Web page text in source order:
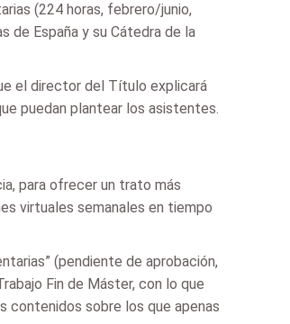
(224 horas, febrero/junio,
de España y su Cátedra de la
el director del Título explicará
puedan plantear los asistentes.
para ofrecer un trato más
virtuales semanales en tiempo
(pendiente de aprobación,
Fin de Máster, con lo que
contenidos sobre los que apenas